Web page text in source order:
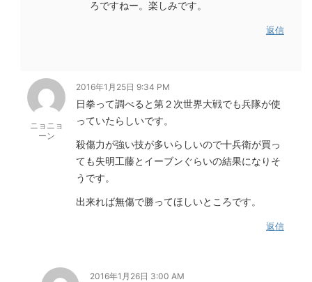
ろですねー。楽しみです。
返信
ニョニョ
ーン
2016年1月25日 9:34 PM
日拳って調べると第２次世界大戦でも兵隊が使
っていたらしいです。
殺傷力が強い技が多いらしいので十兵衛が買っ
ても失明工藤とイーブンぐらいの結果になりそ
うです。
出来れば無傷で勝ってほしいところです。
返信
2016年1月26日 3:00 AM